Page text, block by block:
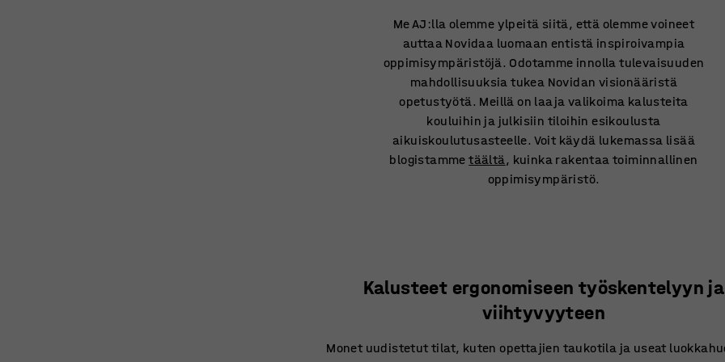
Me AJ:lla olemme ylpeitä siitä, että olemme voineet
auttaa Novidaa luomaan entistä inspiroivampia
oppimisympäristöjä. Odotamme innolla tulevaisuuden
mahdollisuuksia tukea Novidan visionääristä
opetustyötä. Meillä on laaja valikoima kalusteita
kouluihin ja julkisiin tiloihin esikoulusta
aikuiskoulutusasteelle. Voit käydä lukemassa lisää
blogistammetäältä , kuinka rakentaa toiminnallinen
oppimisympäristö.
Kalusteet ergonomiseen työskentelyyn ja
viihtyvyyteen
Monet uudistetut tilat, kuten opettajien taukotila ja useat